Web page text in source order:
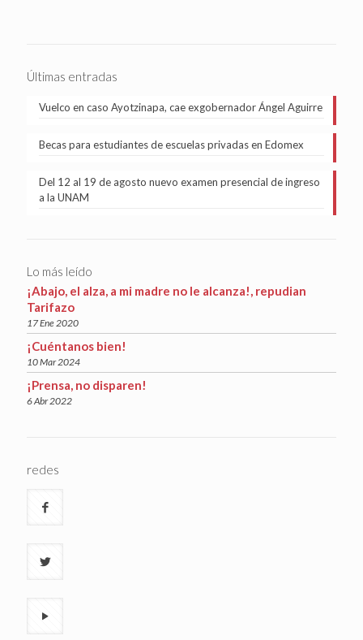
Últimas entradas
Vuelco en caso Ayotzinapa, cae exgobernador Ángel Aguirre
Becas para estudiantes de escuelas privadas en Edomex
Del 12 al 19 de agosto nuevo examen presencial de ingreso
a la UNAM
Lo más leído
¡Abajo, el alza, a mi madre no le alcanza!, repudian
Tarifazo
17 Ene 2020
¡Cuéntanos bien!
10 Mar 2024
¡Prensa, no disparen!
6 Abr 2022
redes